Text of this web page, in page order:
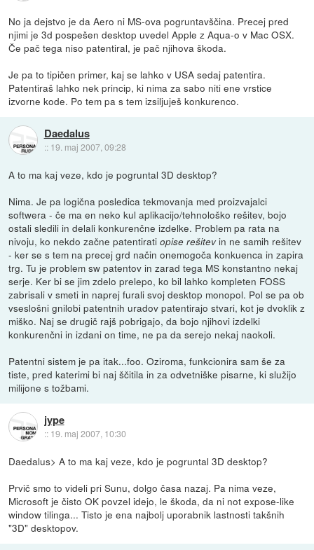
No ja dejstvo je da Aero ni MS-ova pogruntavščina. Precej pred
njimi je 3d pospešen desktop uvedel Apple z Aqua-o v Mac OSX.
Če pač tega niso patentiral, je pač njihova škoda.
Je pa to tipičen primer, kaj se lahko v USA sedaj patentira.
Patentiraš lahko nek princip, ki nima za sabo niti ene vrstice
izvorne kode. Po tem pa s tem izsiljuješ konkurenco.
Daedalus
:: 19. maj 2007, 09:28
A to ma kaj veze, kdo je pogruntal 3D desktop?
Nima. Je pa logična posledica tekmovanja med proizvajalci
softwera - če ma en neko kul aplikacijo/tehnološko rešitev, bojo
ostali sledili in delali konkurenčne izdelke. Problem pa rata na
nivoju, ko nekdo začne patentiratiopise rešitevin ne samih rešitev
- ker se s tem na precej grd način onemogoča konkuenca in zapira
trg. Tu je problem sw patentov in zarad tega MS konstantno nekaj
serje. Ker bi se jim zdelo prelepo, ko bil lahko kompleten FOSS
zabrisali v smeti in naprej furali svoj desktop monopol. Pol se pa ob
vseslošni gnilobi patentnih uradov patentirajo stvari, kot je dvoklik z
miško. Naj se drugič rajš pobrigajo, da bojo njihovi izdelki
konkurenčni in izdani on time, ne pa da serejo nekaj naokoli.
Patentni sistem je pa itak...foo. Oziroma, funkcionira sam še za
tiste, pred katerimi bi naj ščitila in za odvetniške pisarne, ki služijo
milijone s tožbami.
jype
:: 19. maj 2007, 10:30
Daedalus> A to ma kaj veze, kdo je pogruntal 3D desktop?
Prvič smo to videli pri Sunu, dolgo časa nazaj. Pa nima veze,
Microsoft je čisto OK povzel idejo, le škoda, da ni not expose-like
window tilinga... Tisto je ena najbolj uporabnik lastnosti takšnih
"3D" desktopov.